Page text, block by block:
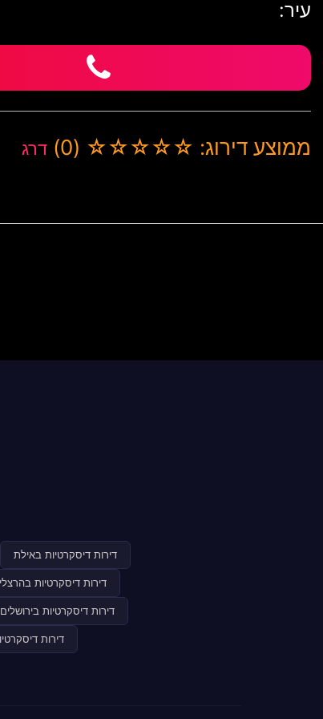
עיר:
ממוצע דירוג: ☆☆☆☆☆ (0) דרג
דירות דיסקרטיות באילת
דירות דיסקרטיות
דירות דיסקרטיות בירושלים
דירות